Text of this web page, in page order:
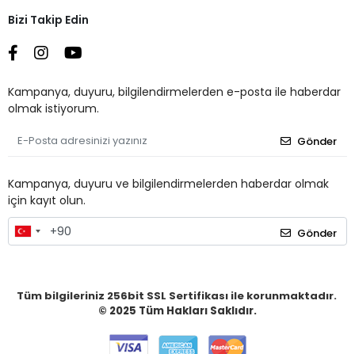
Bizi Takip Edin
Kampanya, duyuru, bilgilendirmelerden e-posta ile haberdar
olmak istiyorum.
Gönder
Kampanya, duyuru ve bilgilendirmelerden haberdar olmak
için kayıt olun.
Gönder
Tüm bilgileriniz 256bit SSL Sertifikası ile korunmaktadır.
© 2025 Tüm Hakları Saklıdır.